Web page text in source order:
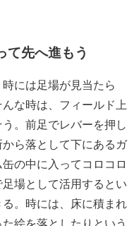
て先へ進もう
には足場が見当たら
な時は、フィールド上
。前足でレバーを押し
ら落として下にあるガ
の中に入ってコロコロ
場として活用するとい
。時には、床に積まれ